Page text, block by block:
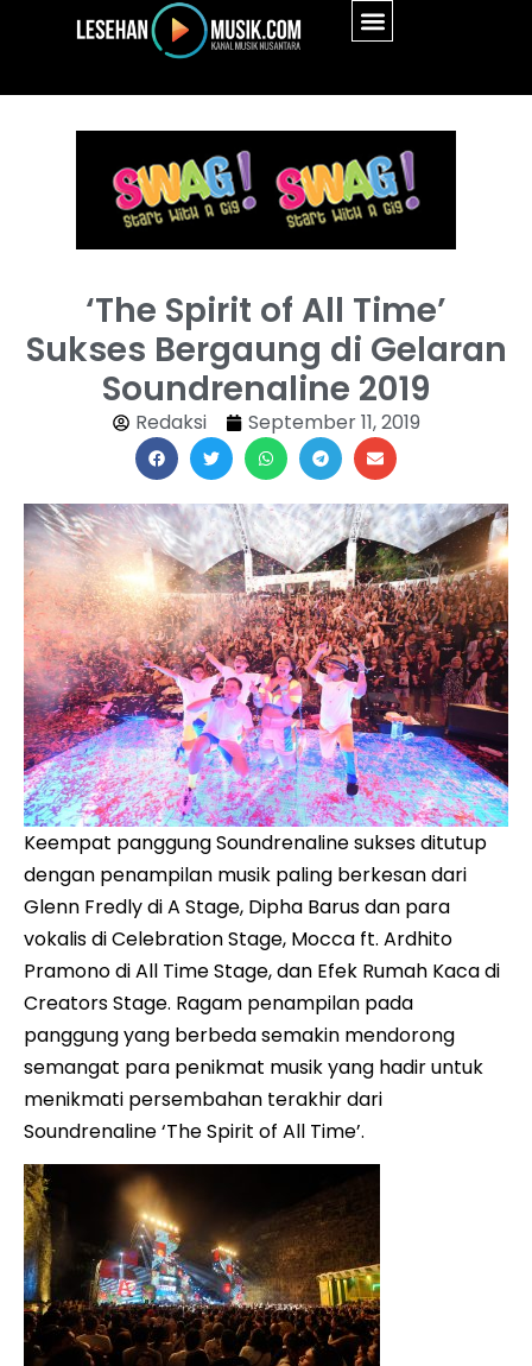
‘The Spirit of All Time’
Sukses Bergaung di Gelaran
Soundrenaline 2019
Redaksi September 11, 2019
Keempat panggung Soundrenaline sukses ditutup
dengan penampilan musik paling berkesan dari
Glenn Fredly di A Stage, Dipha Barus dan para
vokalis di Celebration Stage, Mocca ft. Ardhito
Pramono di All Time Stage, dan Efek Rumah Kaca di
Creators Stage. Ragam penampilan pada
panggung yang berbeda semakin mendorong
semangat para penikmat musik yang hadir untuk
menikmati persembahan terakhir dari
Soundrenaline ‘The Spirit of All Time’.